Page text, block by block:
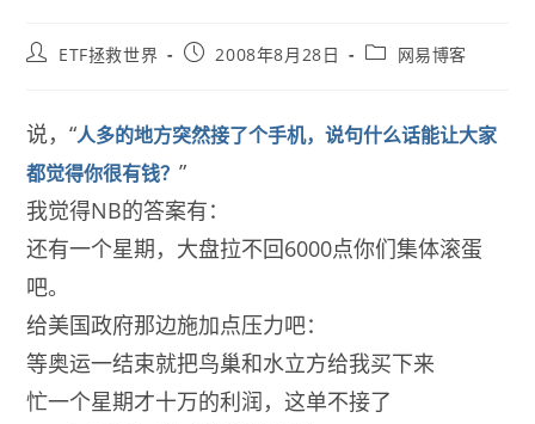
PostETF拯救世界
Post2008年8月28日
Post网易博客
说，“人多的地方突然接了个手机，说句什么话能让大家
都觉得你很有钱？”
我觉得NB的答案有：
还有一个星期，大盘拉不回6000点你们集体滚蛋
吧。
给美国政府那边施加点压力吧：
等奥运一结束就把鸟巢和水立方给我买下来
忙一个星期才十万的利润，这单不接了